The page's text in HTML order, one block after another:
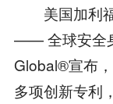
美国加利福
—— 全球安全
Global®宣布
多项创新专利